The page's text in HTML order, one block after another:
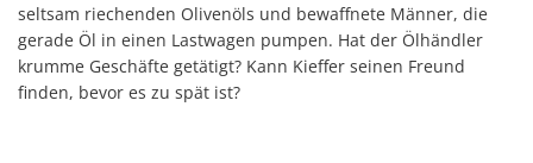
seltsam riechenden Olivenöls und bewaffnete Männer, die
gerade Öl in einen Lastwagen pumpen. Hat der Ölhändler
krumme Geschäfte getätigt? Kann Kieffer seinen Freund
finden, bevor es zu spät ist?